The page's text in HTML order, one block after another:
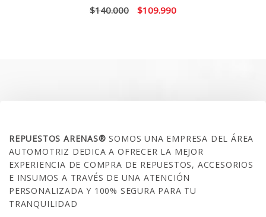
$140.000
El
$109.990El
REPUESTOS ARENAS®SOMOS UNA EMPRESA DEL ÁREA
AUTOMOTRIZ DEDICA A OFRECER LA MEJOR
EXPERIENCIA DE COMPRA DE REPUESTOS, ACCESORIOS
E INSUMOS A TRAVÉS DE UNA ATENCIÓN
PERSONALIZADA Y 100% SEGURA PARA TU
TRANQUILIDAD